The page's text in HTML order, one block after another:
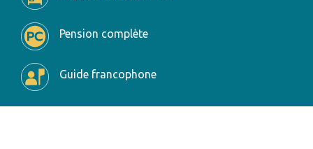
Pension complète
Guide francophone